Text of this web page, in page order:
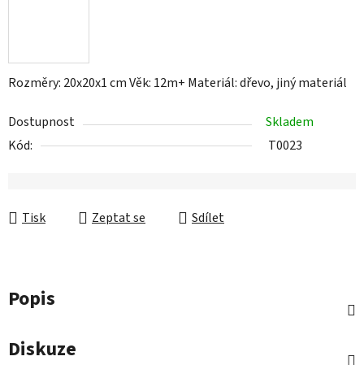
Rozměry: 20x20x1 cm Věk: 12m+ Materiál: dřevo, jiný materiál
Dostupnost
Skladem
Kód:
T0023
Tisk Zeptat se Sdílet
Popis
Diskuze